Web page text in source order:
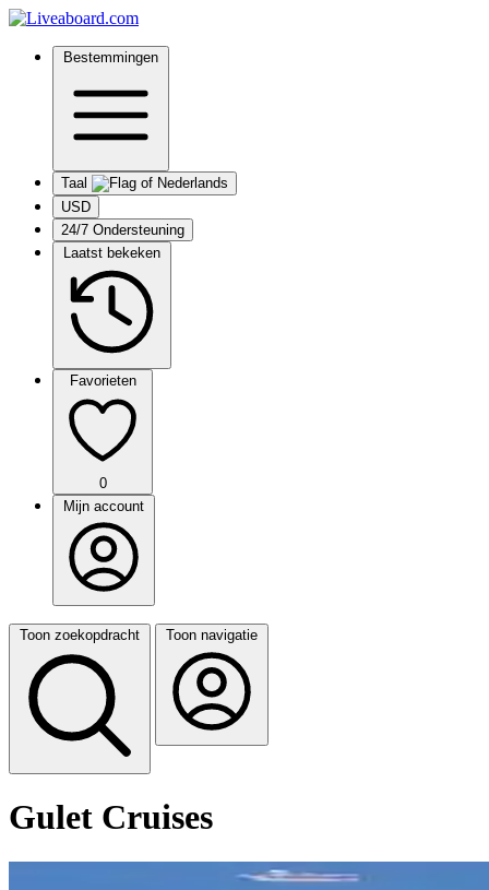
Bestemmingen
Taal
USD
24/7 Ondersteuning
Laatst bekeken
Favorieten
0
Mijn account
Toon zoekopdracht Toon navigatie
Gulet Cruises